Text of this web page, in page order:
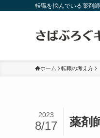
転職を悩んでいる薬剤
ホーム 転職の考え方
薬剤
2023
8/17